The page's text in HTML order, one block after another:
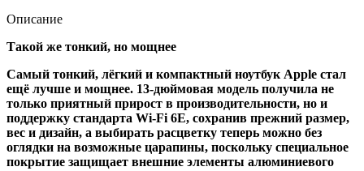
Описание
Такой же тонкий, но мощнее
Самый тонкий, лёгкий и компактный ноутбук Apple стал
ещё лучше и мощнее. 13-дюймовая модель получила не
только приятный прирост в производительности, но и
поддержку стандарта Wi-Fi 6E, сохранив прежний размер,
вес и дизайн, а выбирать расцветку теперь можно без
оглядки на возможные царапины, поскольку специальное
покрытие защищает внешние элементы алюминиевого